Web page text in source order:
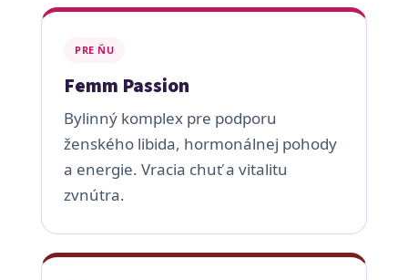
PRE ŇU
Femm Passion
Bylinný komplex pre podporu
ženského libida, hormonálnej pohody
a energie. Vracia chuť a vitalitu
zvnútra.